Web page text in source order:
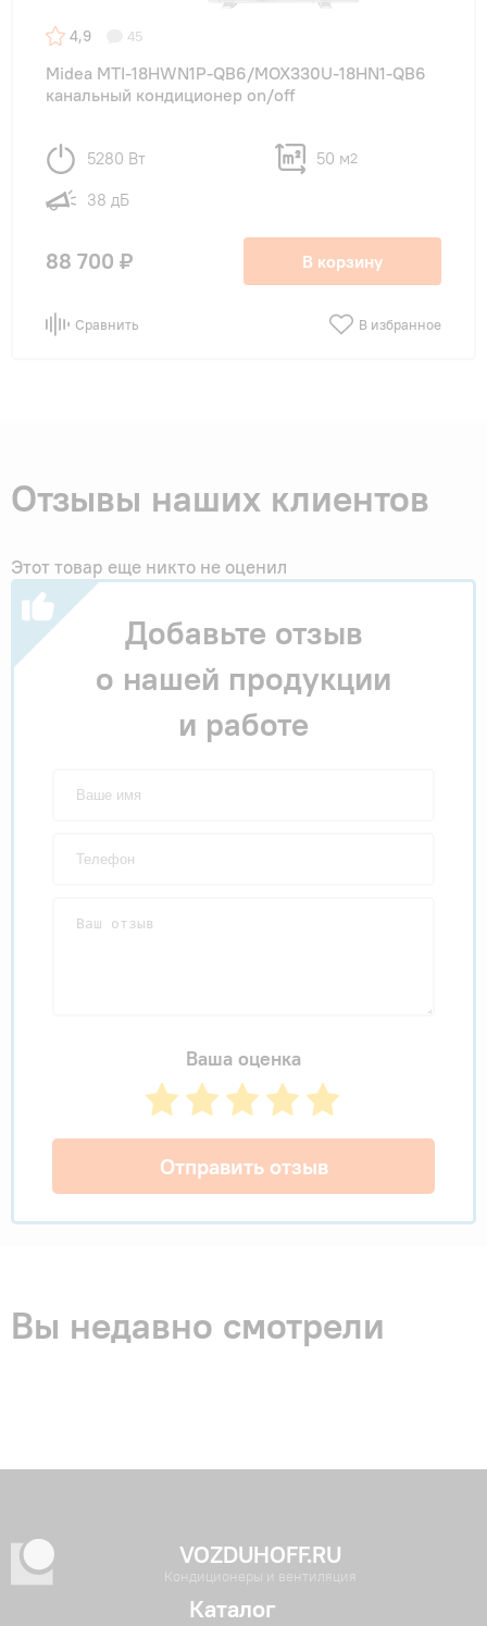
4,9 45
Midea MTI-18HWN1P-QB6/MOX330U-18HN1-QB6
канальный кондиционер on/off
5280 Вт 50 м2
38 дБ
88 700 ₽ В корзину
Сравнить В избранное
Отзывы наших клиентов
Этот товар еще никто не оценил
Добавьте отзыв
о нашей продукции
и работе
Ваша оценка
Отправить отзыв
Вы недавно смотрели
VOZDUHOFF.RU
Кондиционеры и вентиляция
Каталог